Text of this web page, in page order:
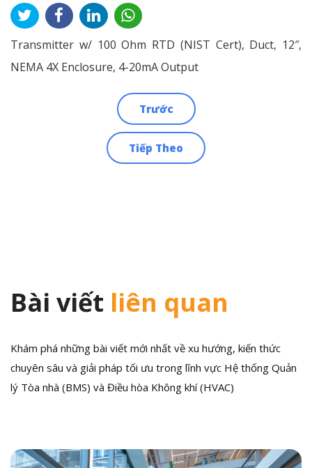
Transmitter w/ 100 Ohm RTD (NIST Cert), Duct, 12″,
NEMA 4X Enclosure, 4-20mA Output
Trước
Tiếp Theo
Bài viết liên quan
Khám phá những bài viết mới nhất về xu hướng, kiến thức
chuyên sâu và giải pháp tối ưu trong lĩnh vực Hệ thống Quản
lý Tòa nhà (BMS) và Điều hòa Không khí (HVAC)